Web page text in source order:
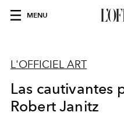
MENU
L'OFFICIEL ART
Las cautivantes
Robert Janitz